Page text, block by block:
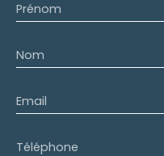
Prénom
Nom
Email
Téléphone